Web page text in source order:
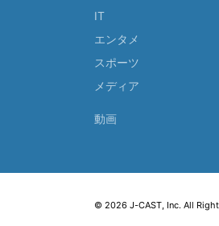
IT
エンタメ
スポーツ
メディア
動画
© 2026 J-CAST, Inc. All